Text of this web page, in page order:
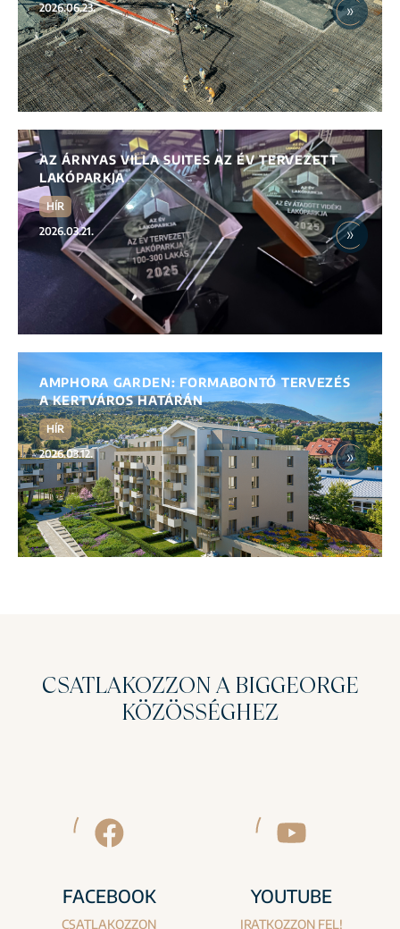
2026.06.23.
AZ ÁRNYAS VILLA SUITES AZ ÉV TERVEZETT
LAKÓPARKJA
HÍR
2026.03.21.
AMPHORA GARDEN: FORMABONTÓ TERVEZÉS
A KERTVÁROS HATÁRÁN
HÍR
2026.03.12.
CSATLAKOZZON A BIGGEORGE
KÖZÖSSÉGHEZ
FACEBOOK
CSATLAKOZZON
YOUTUBE
IRATKOZZON FEL!